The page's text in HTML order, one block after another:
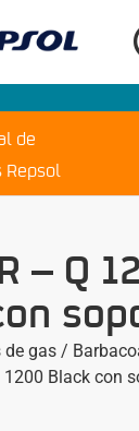
de
Repsol
– Q
de gas/
1200 Black con